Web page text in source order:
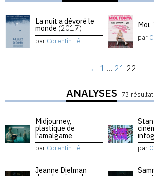
La nuit a dévoré le
monde (2017)
par Corentin Lê
Moi,
par
← 1 … 21 22
ANALYSES 73
Midjourney,
plastique de
l’amalgame
par Corentin Lê par
Jeanne Dielman